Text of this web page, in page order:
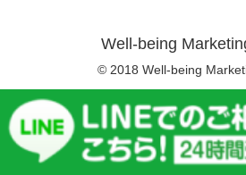
Well-being
© 2018 Well-being
メニュー ホーム